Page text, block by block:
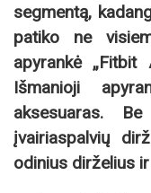
segmentą,
patiko ne
apyrankė
Išmanioji
aksesuaras.
įvairiaspalvių
odinius dirželius